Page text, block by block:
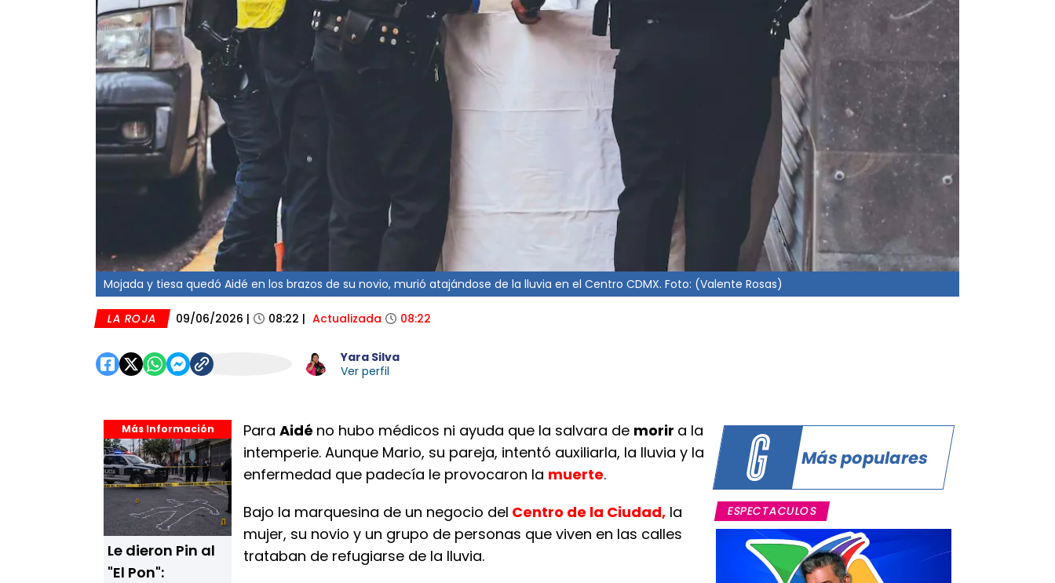
Mojada y tiesa quedó Aidé en los brazos de su novio, murió atajándose de la lluvia en el Centro CDMX. Foto: (Valente Rosas)
LA ROJA 09/06/2026 | 08:22 | Actualizada 08:22
Yara Silva
Ver perfil
Más Información
Le dieron Pin al
"El Pon":
Para Aidé no hubo médicos ni ayuda que la salvara de morir a la
intemperie. Aunque Mario, su pareja, intentó auxiliarla, la lluvia y la
enfermedad que padecía le provocaron la muerte.
Bajo la marquesina de un negocio del Centro de la Ciudad, la
mujer, su novio y un grupo de personas que viven en las calles
trataban de refugiarse de la lluvia.
Más populares
ESPECTACULOS